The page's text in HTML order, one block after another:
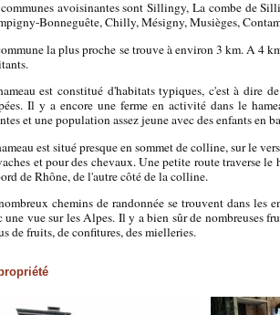
avoisinantes sont Sillingy, La combe de
Bonneguête, Chilly, Mésigny, Musièges,
la plus proche se trouve à environ 3 km. A 4
est constitué d'habitats typiques, c'est à dire
Il y a encore une ferme en activité dans le
et une population assez jeune avec des enfants en
est situé presque en sommet de colline, sur le
et pour des chevaux. Une petite route traverse
de Rhône, de l'autre côté de la colline.
chemins de randonnée se trouvent dans
une vue sur les Alpes. Il y a bien sûr de nombreuses
de fruits, de confitures, des mielleries.